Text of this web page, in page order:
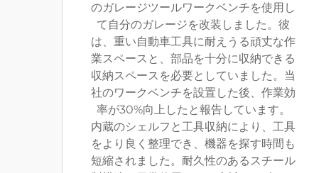
のガレージツールワークベンチを使用し
て自分のガレージを改装しました。彼
は、重い自動車工具に耐えうる頑丈な作
業スペースと、部品を十分に収納できる
収納スペースを必要としていました。当
社のワークベンチを設置した後、作業効
率が30%向上したと報告しています。
内蔵のシェルフと工具収納により、工具
をより良く整理でき、機器を探す時間も
短縮されました。耐久性のあるスチール